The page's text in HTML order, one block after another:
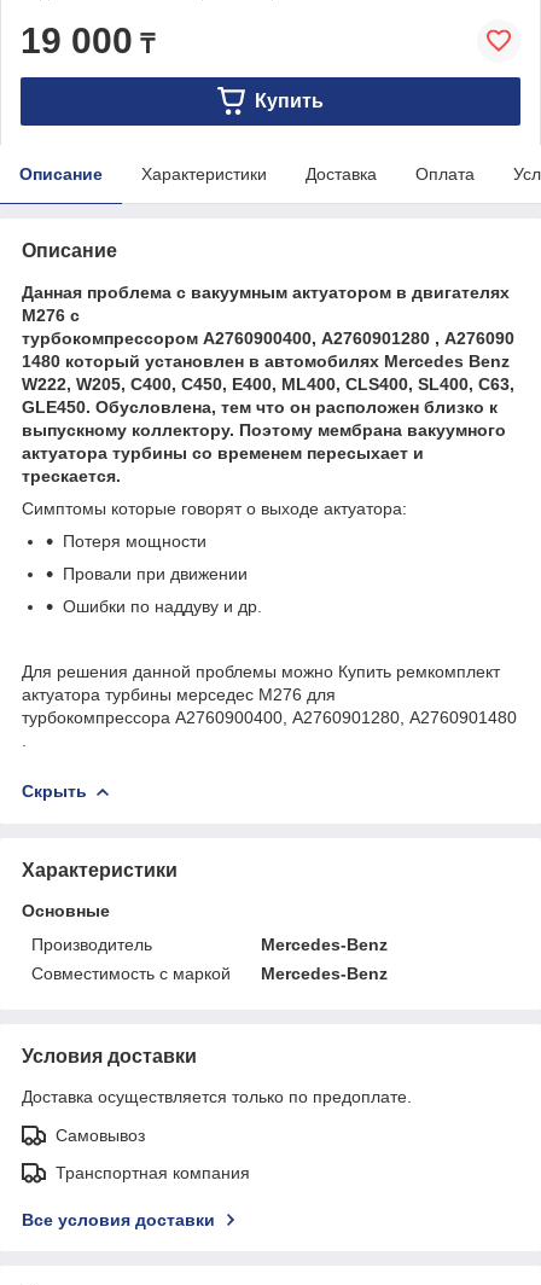
19 000 ₸
Купить
Описание Характеристики Доставка Оплата
Описание
Данная проблема с вакуумным актуатором в двигателях
М276 с
турбокомпрессором A2760900400, A2760901280 , A276090
1480 который установлен в автомобилях Mercedes Benz
W222, W205, C400, C450, E400, ML400, CLS400, SL400, C63,
GLE450. Обусловлена, тем что он расположен близко к
выпускному коллектору. Поэтому мембрана вакуумного
актуатора турбины со временем пересыхает и
трескается.
Симптомы которые говорят о выходе актуатора:
Потеря мощности
Провали при движении
Ошибки по наддуву и др.
Для решения данной проблемы можно Купить ремкомплект
актуатора турбины мерседес М276 для
турбокомпрессора A2760900400, A2760901280, A2760901480
Скрыть
Характеристики
Основные
Производитель
Mercedes-Benz
Совместимость с маркой
Mercedes-Benz
Условия доставки
Доставка осуществляется только по предоплате.
Самовывоз
Транспортная компания
Все условия доставки